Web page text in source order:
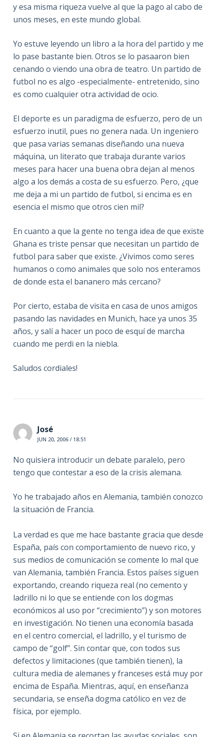
y esa misma riqueza vuelve al que la pago al cabo de
unos meses, en este mundo global.
Yo estuve leyendo un libro a la hora del partido y me
lo pase bastante bien. Otros se lo pasaaron bien
cenando o viendo una obra de teatro. Un partido de
futbol no es algo -especialmente- entretenido, sino
es como cualquier otra actividad de ocio.
El deporte es un paradigma de esfuerzo, pero de un
esfuerzo inutil, pues no genera nada. Un ingeniero
que pasa varias semanas diseñando una nueva
máquina, un literato que trabaja durante varios
meses para hacer una buena obra dejan al menos
algo a los demás a costa de su esfuerzo. Pero, ¿que
me deja a mi un partido de futbol, si encima es en
esencia el mismo que otros cien mil?
En cuanto a que la gente no tenga idea de que existe
Ghana es triste pensar que necesitan un partido de
futbol para saber que existe. ¿Vivimos como seres
humanos o como animales que solo nos enteramos
de donde esta el bananero más cercano?
Por cierto, estaba de visita en casa de unos amigos
pasando las navidades en Munich, hace ya unos 35
años, y salí a hacer un poco de esquí de marcha
cuando me perdi en la niebla.
Saludos cordiales!
José
JUN 20, 2006 / 18:51
No quisiera introducir un debate paralelo, pero
tengo que contestar a eso de la crisis alemana.
Yo he trabajado años en Alemania, también conozco
la situación de Francia.
La verdad es que me hace bastante gracia que desde
España, país con comportamiento de nuevo rico, y
sus medios de comunicación se comente lo mal que
van Alemania, también Francia. Estos países siguen
exportando, creando riqueza real (no cemento y
ladrillo ni lo que se entiende con los dogmas
económicos al uso por “crecimiento”) y son motores
en investigación. No tienen una economía basada
en el centro comercial, el ladrillo, y el turismo de
campo de “golf”. Sin contar que, con todos sus
defectos y limitaciones (que también tienen), la
cultura media de alemanes y franceses está muy por
encima de España. Mientras, aquí, en enseñanza
secundaria, se enseña dogma católico en vez de
física, por ejemplo.